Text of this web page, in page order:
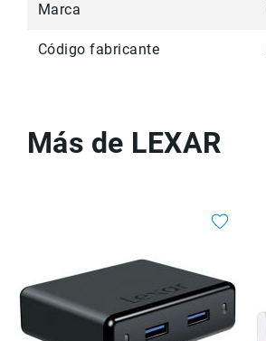
Marca
Código fabricante
Más de LEXAR